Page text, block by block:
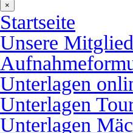
×
Startseite
Unsere
Unterlagen
Unterlagen
Unterlagen